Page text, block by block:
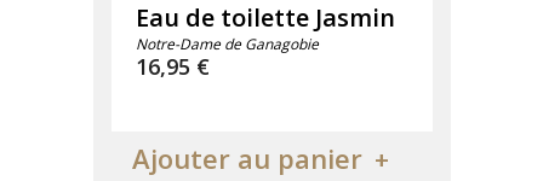
Eau de toilette Jasmin
Notre-Dame de Ganagobie
Prix
16,95 €
Ajouter au panier